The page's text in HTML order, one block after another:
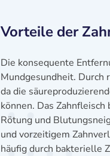
Vorteile der
Die konsequente
Mundgesundheit. Durch
da die
können. Das
Rötung und
und vorzeitigem
häufig durch bakterielle